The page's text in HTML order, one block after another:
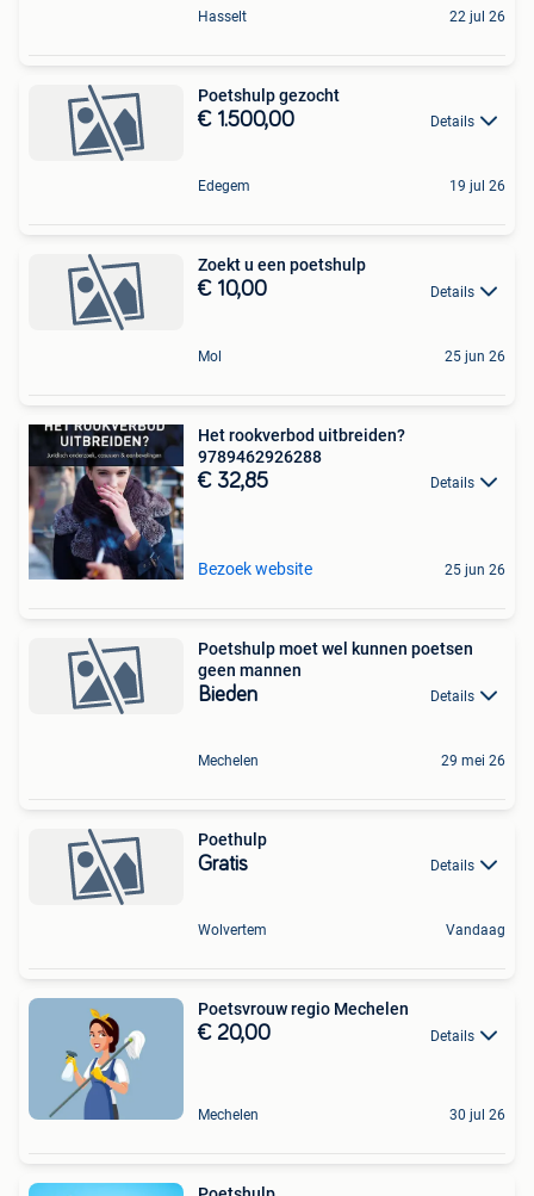
Hasselt 22 jul 26
Poetshulp gezocht
€ 1.500,00 Details
Edegem 19 jul 26
Zoekt u een poetshulp
€ 10,00 Details
Mol 25 jun 26
Het rookverbod uitbreiden?
9789462926288
€ 32,85 Details
Bezoek website 25 jun 26
Poetshulp moet wel kunnen poetsen
geen mannen
Bieden Details
Mechelen 29 mei 26
Poethulp
Gratis Details
Wolvertem Vandaag
Poetsvrouw regio Mechelen
€ 20,00 Details
Mechelen 30 jul 26